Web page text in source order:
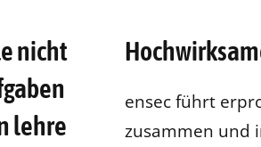
nicht
lehre
ensec führt
zusammen und